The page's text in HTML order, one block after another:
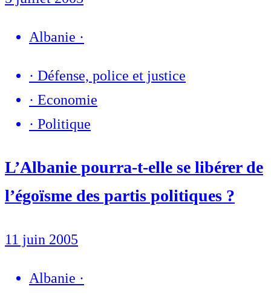
Albanie ·
· Défense, police et justice
· Economie
· Politique
L’Albanie pourra-t-elle se libérer de
l’égoïsme des partis politiques ?
11 juin 2005
Albanie ·